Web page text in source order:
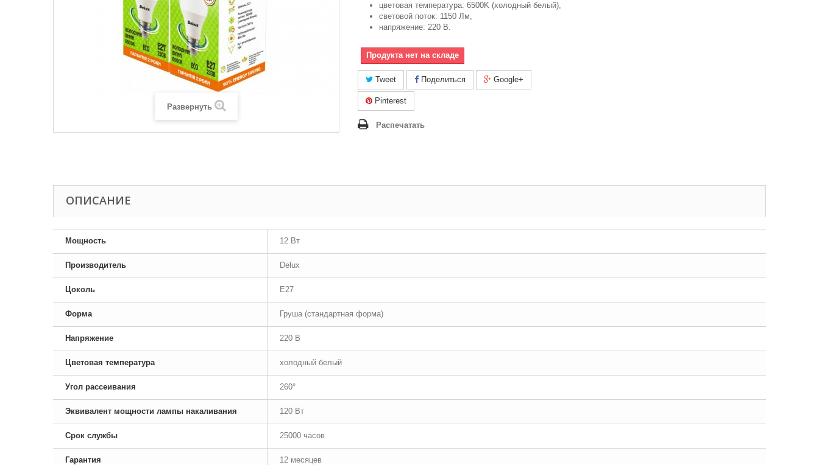
Развернуть
цветовая температура: 6500K (холодный белый),
световой поток: 1150 Лм,
напряжение: 220 В.
Продукта нет на складе
Tweet Поделиться Google+
Pinterest
Распечатать
ОПИСАНИЕ
Мощность 12 Вт
Производитель Delux
Цоколь E27
Форма Груша (стандартная форма)
Напряжение 220 В
Цветовая температура холодный белый
Угол рассеивания 260°
Эквивалент мощности лампы накаливания 120 Вт
Срок службы 25000 часов
Гарантия 12 месяцев